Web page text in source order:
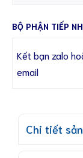
BỘ PHẬN TIẾP
Kết bạn zalo
email
Chi tiết